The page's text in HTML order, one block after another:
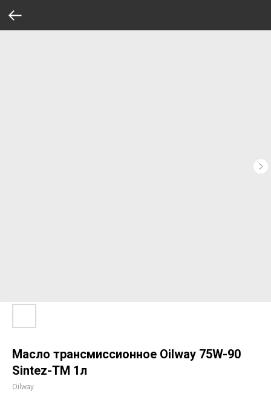
Масло трансмиссионное Oilway 75W-90
Sintez-TM 1л
Oilway